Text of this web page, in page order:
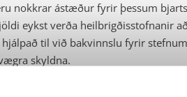
nokkrar ástæður fyrir þessum
eykst verða heilbrigðisstofnanir
hjálpað til við bakvinnslu fyrir
skyldna.
munu allar tilraunir til að